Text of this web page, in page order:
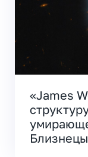
«James
Близнецы